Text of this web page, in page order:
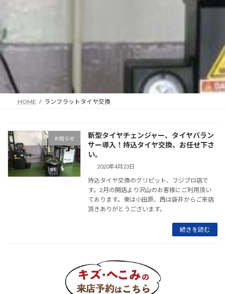
HOME ランフラットタイヤ交換
お知らせ
新型タイヤチェンジャー、タイヤバラン
サー導入！持込タイヤ交換、お任せ下さ
い。
2020年4月23日
持込タイヤ交換のグリピット、フジプロ店で
す。2月の開店より沢山のお客様にご利用頂い
ております。東は小田原、西は袋井からご来店
頂きありがとうございます。
続きを読む